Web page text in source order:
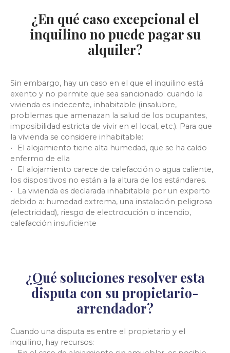
¿En qué caso excepcional el
inquilino no puede pagar su
alquiler?
Sin embargo, hay un caso en el que el inquilino está
exento y no permite que sea sancionado: cuando la
vivienda es indecente, inhabitable (insalubre,
problemas que amenazan la salud de los ocupantes,
imposibilidad estricta de vivir en el local, etc.). Para que
la vivienda se considere inhabitable:
El alojamiento tiene alta humedad, que se ha caído
enfermo de ella
El alojamiento carece de calefacción o agua caliente,
los dispositivos no están a la altura de los estándares.
La vivienda es declarada inhabitable por un experto
debido a: humedad extrema, una instalación peligrosa
(electricidad), riesgo de electrocución o incendio,
calefacción insuficiente
¿Qué soluciones resolver esta
disputa con su propietario-
arrendador?
Cuando una disputa es entre el propietario y el
inquilino, hay recursos: